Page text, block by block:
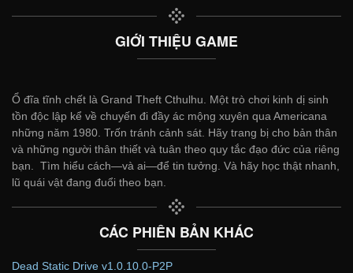
GIỚI THIỆU GAME
Ổ đĩa tĩnh chết là Grand Theft Cthulhu. Một trò chơi kinh dị sinh
tồn độc lập kể về chuyến đi đầy ác mộng xuyên qua Americana
những năm 1980. Trốn tránh cảnh sát. Hãy trang bị cho bản thân
và những người thân thiết và tuân theo quy tắc đạo đức của riêng
bạn. Tìm hiểu cách—và ai—để tin tưởng. Và hãy học thật nhanh,
lũ quái vật đang đuổi theo bạn.
CÁC PHIÊN BẢN KHÁC
Dead Static Drive v1.0.10.0-P2P